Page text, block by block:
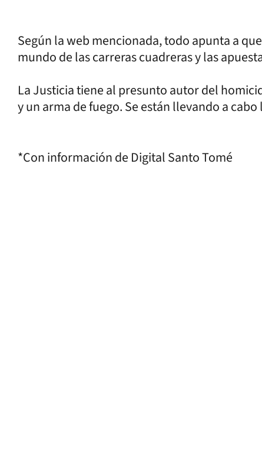
Según la web mencionada, todo apunta a
mundo de las carreras cuadreras y las
La Justicia tiene al presunto autor del
y un arma de fuego. Se están llevando a
*Con información de Digital Santo Tomé